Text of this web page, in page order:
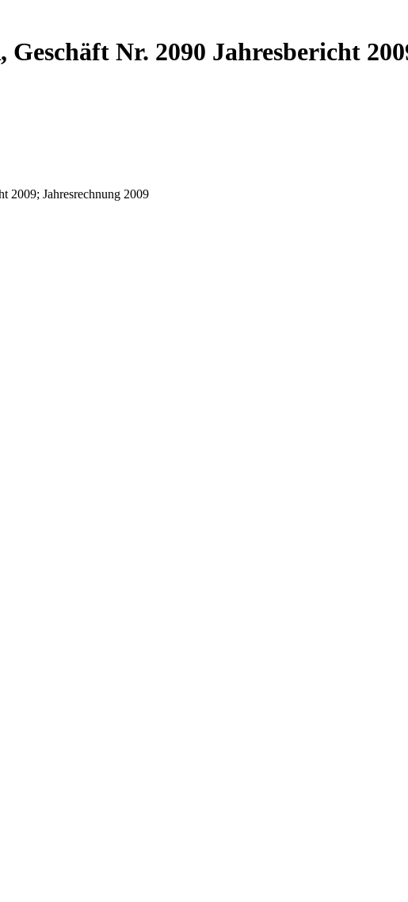
Nr. 2090 Jahresbericht
2009; Jahresrechnung 2009